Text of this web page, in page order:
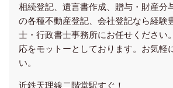
相続登記、遺言書作成、贈与・財産分
の各種不動産登記、会社登記なら経験
士・行政書士事務所にお任せください
応をモットーとしております。お気軽
い。
近鉄天理線二階堂駅すぐ！